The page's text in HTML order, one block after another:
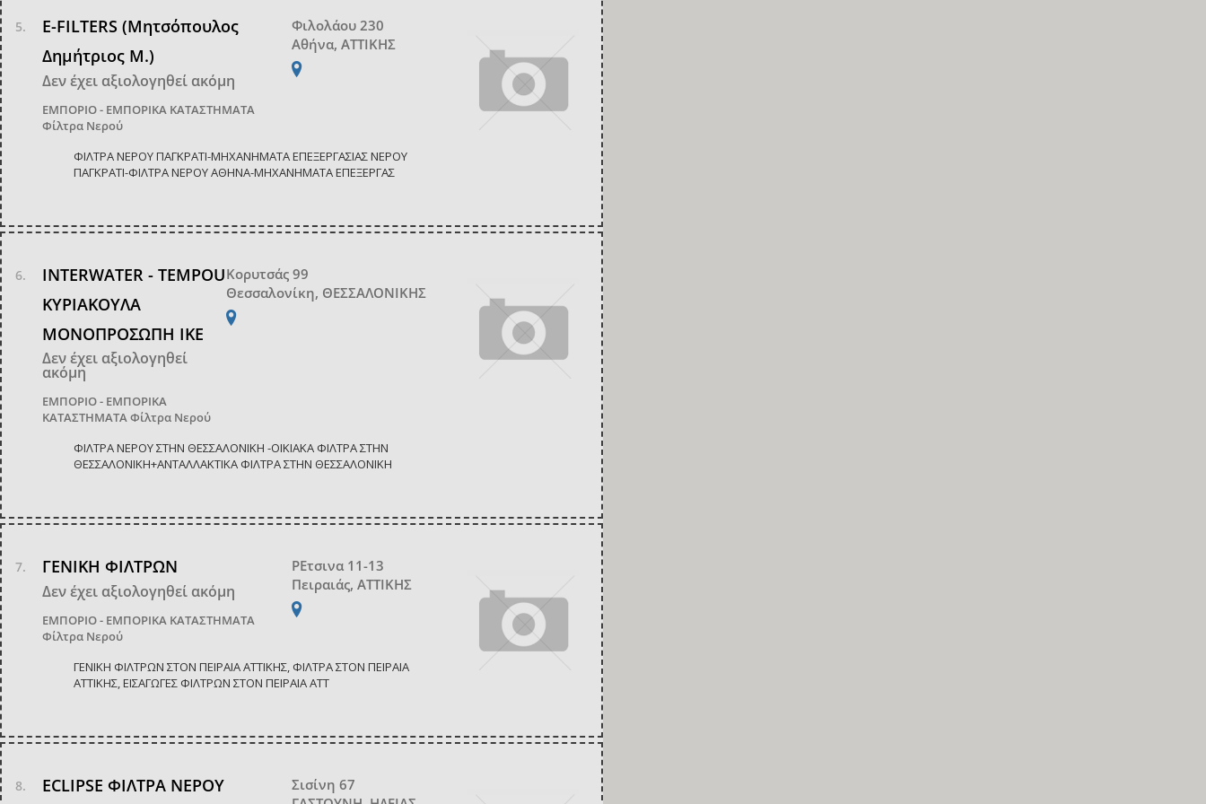
E-FILTERS (Μητσόπουλος
Δημήτριος Μ.)
Δεν έχει αξιολογηθεί ακόμη
ΕΜΠΟΡΙΟ - ΕΜΠΟΡΙΚΑ ΚΑΤΑΣΤΗΜΑΤΑ
Φίλτρα Νερού
Φιλολάου 230
Αθήνα, ΑΤΤΙΚΗΣ
ΦΙΛΤΡΑ ΝΕΡΟΥ ΠΑΓΚΡΑΤΙ-ΜΗΧΑΝΗΜΑΤΑ ΕΠΕΞΕΡΓΑΣΙΑΣ ΝΕΡΟΥ
ΠΑΓΚΡΑΤΙ-ΦΙΛΤΡΑ ΝΕΡΟΥ ΑΘΗΝΑ-ΜΗΧΑΝΗΜΑΤΑ ΕΠΕΞΕΡΓΑΣ
INTERWATER - TEMPOU
ΚΥΡΙΑΚΟΥΛΑ
ΜΟΝΟΠΡΟΣΩΠΗ ΙΚΕ
Δεν έχει αξιολογηθεί
ακόμη
ΕΜΠΟΡΙΟ - ΕΜΠΟΡΙΚΑ
ΚΑΤΑΣΤΗΜΑΤΑΦίλτρα Νερού
Κορυτσάς 99
Θεσσαλονίκη, ΘΕΣΣΑΛΟΝΙΚΗΣ
ΦΙΛΤΡΑ ΝΕΡΟΥ ΣΤΗΝ ΘΕΣΣΑΛΟΝΙΚΗ -ΟΙΚΙΑΚΑ ΦΙΛΤΡΑ ΣΤΗΝ
ΘΕΣΣΑΛΟΝΙΚΗ+ΑΝΤΑΛΛΑΚΤΙΚΑ ΦΙΛΤΡΑ ΣΤΗΝ ΘΕΣΣΑΛΟΝΙΚΗ
ΓΕΝΙΚΗ ΦΙΛΤΡΩΝ
Δεν έχει αξιολογηθεί ακόμη
ΕΜΠΟΡΙΟ - ΕΜΠΟΡΙΚΑ ΚΑΤΑΣΤΗΜΑΤΑ
Φίλτρα Νερού
ΡΕτσινα 11-13
Πειραιάς, ΑΤΤΙΚΗΣ
ΓΕΝΙΚΗ ΦΙΛΤΡΩΝ ΣΤΟΝ ΠΕΙΡΑΙΑ ΑΤΤΙΚΗΣ, ΦΙΛΤΡΑ ΣΤΟΝ ΠΕΙΡΑΙΑ
ΑΤΤΙΚΗΣ, ΕΙΣΑΓΩΓΕΣ ΦΙΛΤΡΩΝ ΣΤΟΝ ΠΕΙΡΑΙΑ ΑΤΤ
ECLIPSE ΦΙΛΤΡΑ ΝΕΡΟΥ
Σισίνη 67